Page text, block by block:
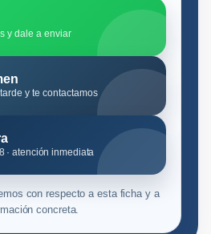
y dale a enviar
y te contactamos
· atención inmediata
con respecto a esta ficha y a
concreta.